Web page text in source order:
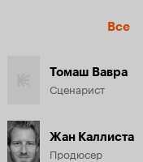
Все
Томаш Вавра
Сценарист
Жан Каллиста
Продюсер